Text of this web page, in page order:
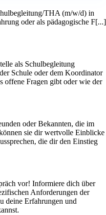
THA (m/w/d) in
oder als pädagogische F[...]
als Schulbegleitung
Schule oder dem Koordinator
offene Fragen gibt oder wie der
oder Bekannten, die im
sie dir wertvolle Einblicke
die dir den Einstieg
vor! Informiere dich über
Anforderungen der
deine Erfahrungen und